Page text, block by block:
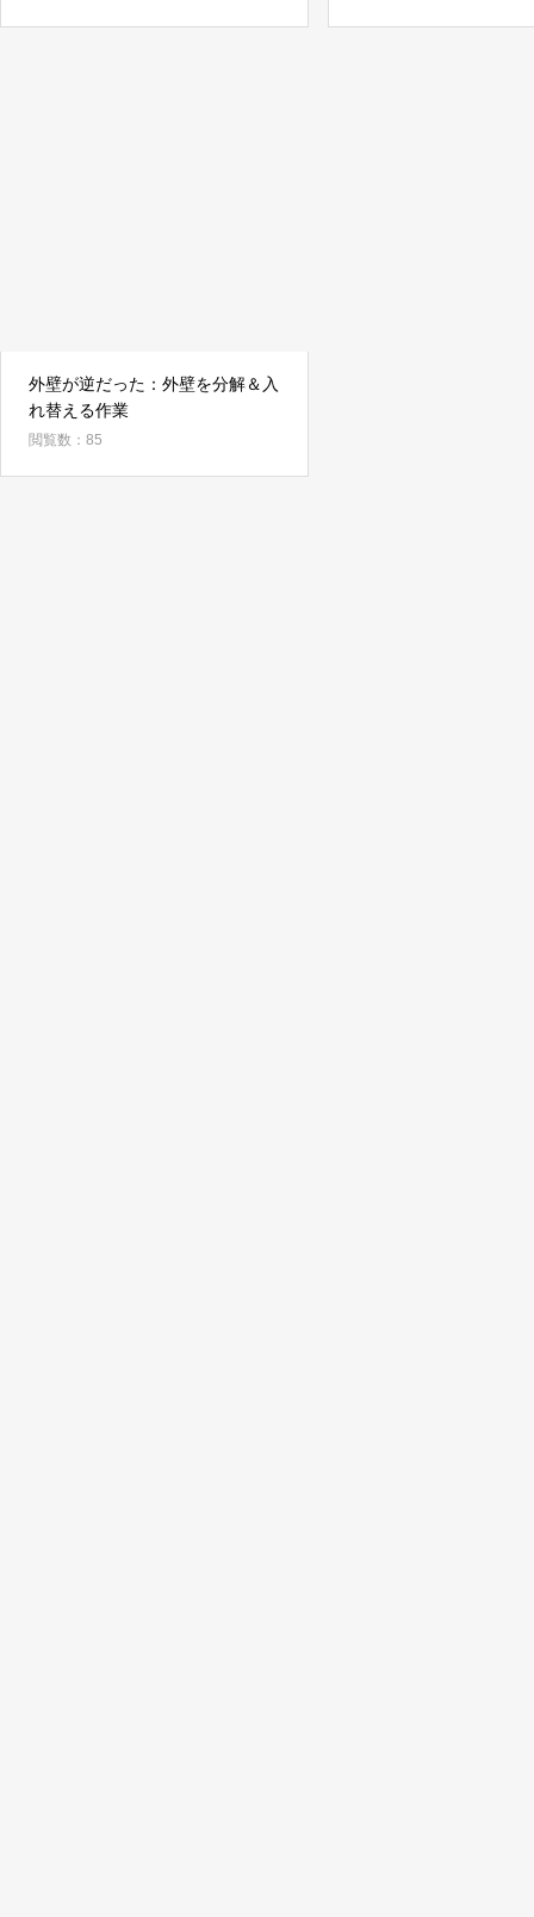
外壁が逆だった：外壁を分解＆入
れ替える作業
閲覧数：85